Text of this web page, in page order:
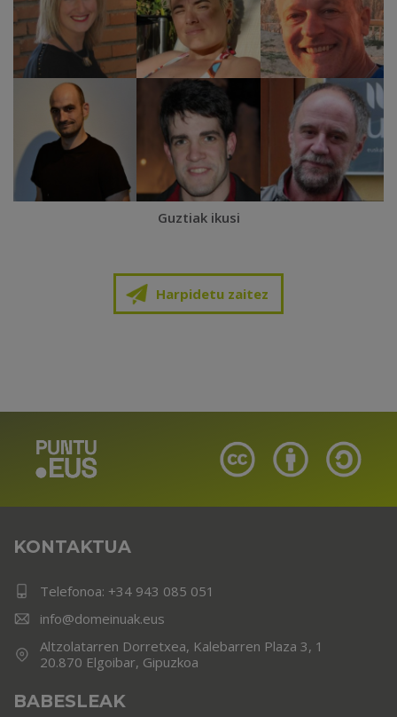
Guztiak ikusi
Harpidetu zaitez
KONTAKTUA
Telefonoa: +34 943 085 051
info@domeinuak.eus
Altzolatarren Dorretxea, Kalebarren Plaza 3, 1
20.870 Elgoibar, Gipuzkoa
BABESLEAK